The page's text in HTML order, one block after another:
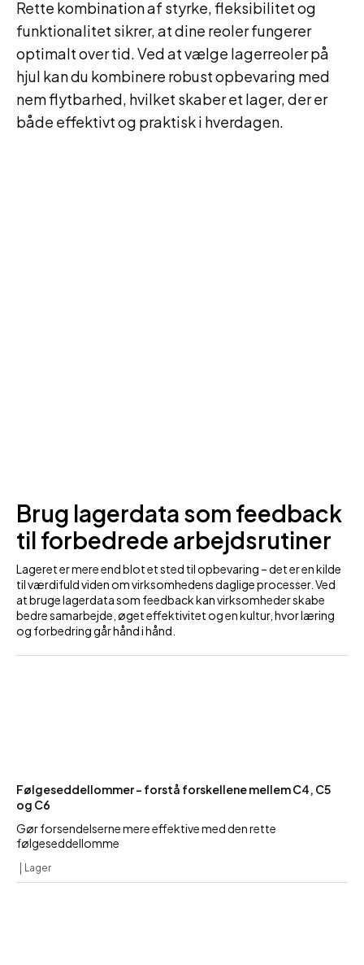
Rette kombination af styrke, fleksibilitet og
funktionalitet sikrer, at dine reoler fungerer
optimalt over tid. Ved at vælge lagerreoler på
hjul kan du kombinere robust opbevaring med
nem flytbarhed, hvilket skaber et lager, der er
både effektivt og praktisk i hverdagen.
Brug lagerdata som feedback
til forbedrede arbejdsrutiner
Lageret er mere end blot et sted til opbevaring – det er en kilde
til værdifuld viden om virksomhedens daglige processer. Ved
at bruge lagerdata som feedback kan virksomheder skabe
bedre samarbejde, øget effektivitet og en kultur, hvor læring
og forbedring går hånd i hånd.
Følgeseddellommer – forstå forskellene mellem C4, C5
og C6
Gør forsendelserne mere effektive med den rette
følgeseddellomme
Lager